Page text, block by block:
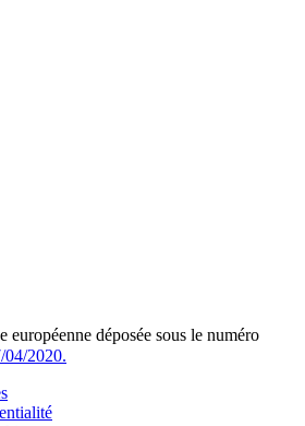
européenne déposée sous le numéro
04/2020.